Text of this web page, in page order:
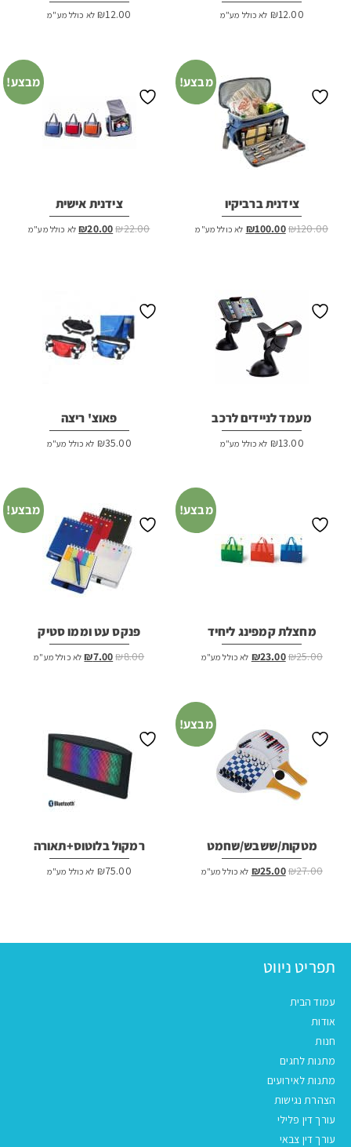
₪12.00 לא כולל מע"מ ₪12.00 לא כולל מע"מ
מבצע!
צידנית ברביקיו
₪120.00
המחיר ₪100.00 המחיר
לא כולל מע"מ
מבצע!
צידנית אישית
₪22.00
המחיר₪20.00 המחיר
לא כולל מע"מ
מעמד לניידים לרכב
₪13.00 לא כולל מע"מ
פאוצ' ריצה
₪35.00 לא כולל מע"מ
מבצע!
מחצלת קמפינג ליחיד
₪25.00
המחיר₪23.00 המחיר
לא כולל מע"מ
מבצע!
פנקס עט וממו סטיק
₪8.00
המחיר
₪7.00 המחיר
לא כולל מע"מ
מבצע!
מטקות/ששבש/שחמט
₪27.00
המחיר₪25.00 המחיר
לא כולל מע"מ
רמקול בלוטוס+תאורה
₪75.00 לא כולל מע"מ
תפריט ניווט
עמוד הבית
אודות
חנות
מתנות לחגים
מתנות לאירועים
הצהרת נגישות
עורך דין פלילי
עורך דין צבאי